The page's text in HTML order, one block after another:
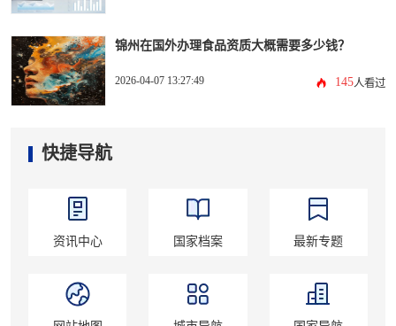
锦州在国外办理食品资质大概需要多少钱？
2026-04-07 13:27:49 145人看过
快捷导航
资讯中心 国家档案 最新专题